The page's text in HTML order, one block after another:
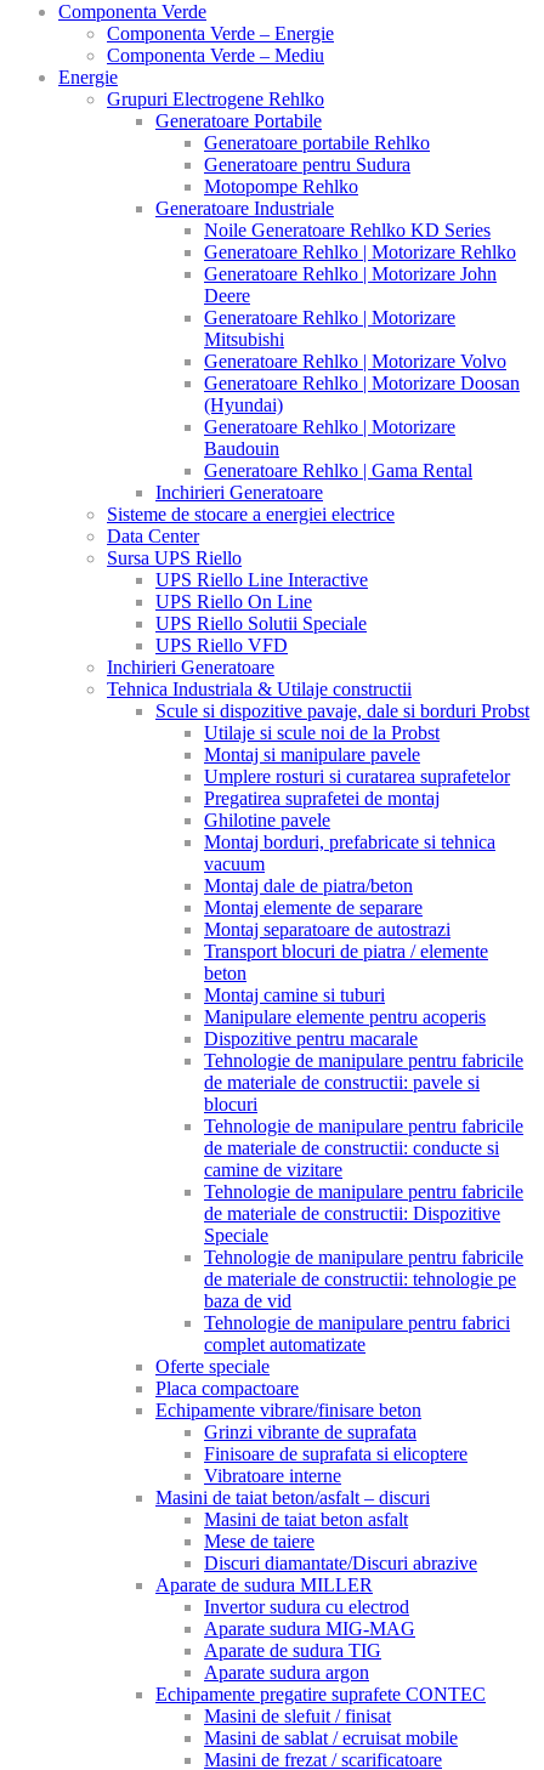
Componenta Verde
Componenta Verde – Energie
Componenta Verde – Mediu
Energie
Grupuri Electrogene Rehlko
Generatoare Portabile
Generatoare portabile Rehlko
Generatoare pentru Sudura
Motopompe Rehlko
Generatoare Industriale
Noile Generatoare Rehlko KD Series
Generatoare Rehlko | Motorizare Rehlko
Generatoare Rehlko | Motorizare John
Deere
Generatoare Rehlko | Motorizare
Mitsubishi
Generatoare Rehlko | Motorizare Volvo
Generatoare Rehlko | Motorizare Doosan
(Hyundai)
Generatoare Rehlko | Motorizare
Baudouin
Generatoare Rehlko | Gama Rental
Inchirieri Generatoare
Sisteme de stocare a energiei electrice
Data Center
Sursa UPS Riello
UPS Riello Line Interactive
UPS Riello On Line
UPS Riello Solutii Speciale
UPS Riello VFD
Inchirieri Generatoare
Tehnica Industriala & Utilaje constructii
Scule si dispozitive pavaje, dale si borduri Probst
Utilaje si scule noi de la Probst
Montaj si manipulare pavele
Umplere rosturi si curatarea suprafetelor
Pregatirea suprafetei de montaj
Ghilotine pavele
Montaj borduri, prefabricate si tehnica
vacuum
Montaj dale de piatra/beton
Montaj elemente de separare
Montaj separatoare de autostrazi
Transport blocuri de piatra / elemente
beton
Montaj camine si tuburi
Manipulare elemente pentru acoperis
Dispozitive pentru macarale
Tehnologie de manipulare pentru fabricile
de materiale de constructii: pavele si
blocuri
Tehnologie de manipulare pentru fabricile
de materiale de constructii: conducte si
camine de vizitare
Tehnologie de manipulare pentru fabricile
de materiale de constructii: Dispozitive
Speciale
Tehnologie de manipulare pentru fabricile
de materiale de constructii: tehnologie pe
baza de vid
Tehnologie de manipulare pentru fabrici
complet automatizate
Oferte speciale
Placa compactoare
Echipamente vibrare/finisare beton
Grinzi vibrante de suprafata
Finisoare de suprafata si elicoptere
Vibratoare interne
Masini de taiat beton/asfalt – discuri
Masini de taiat beton asfalt
Mese de taiere
Discuri diamantate/Discuri abrazive
Aparate de sudura MILLER
Invertor sudura cu electrod
Aparate sudura MIG-MAG
Aparate de sudura TIG
Aparate sudura argon
Echipamente pregatire suprafete CONTEC
Masini de slefuit / finisat
Masini de sablat / ecruisat mobile
Masini de frezat / scarificatoare